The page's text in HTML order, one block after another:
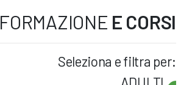
FORMAZIONE E CORSI
Seleziona e filtra per:
ADULTI